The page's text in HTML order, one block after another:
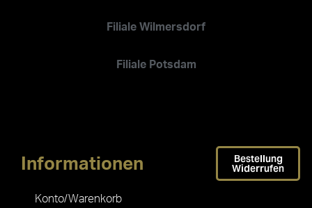
Filiale Wilmersdorf
Filiale Potsdam
Informationen
Konto/Warenkorb
Bestellung
Widerrufen